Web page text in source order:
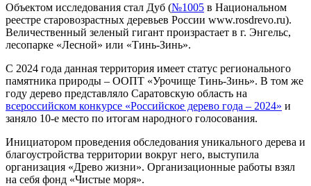
Объектом исследования стал Дуб (№1005 в Национальном
реестре старовозрастных деревьев России www.rosdrevo.ru).
Величественный зеленый гигант произрастает в г. Энгельс,
лесопарке «Лесной» или «Тинь-Зинь».
С 2024 года данная территория имеет статус регионального
памятника природы – ООПТ «Урочище Тинь-Зинь». В том же
году дерево представляло Саратовскую область на
всероссийском конкурсе «Российское дерево года – 2024» и
заняло 10-е место по итогам народного голосования.
Инициатором проведения обследования уникального дерева и
благоустройства территории вокруг него, выступила
организация «Древо жизни». Организационные работы взял
на себя фонд «Чистые моря».